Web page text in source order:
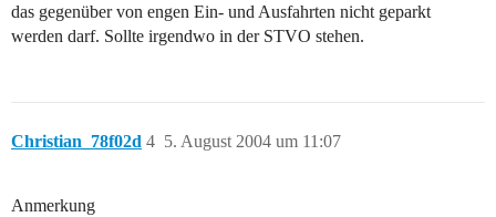
das gegenüber von engen Ein- und Ausfahrten nicht geparkt
werden darf. Sollte irgendwo in der STVO stehen.
Christian_78f02d 5. August 2004 um 11:07
4
Anmerkung